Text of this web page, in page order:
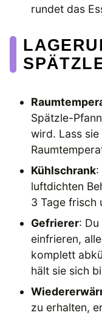
rundet das
Spätzle-
wird. Lass
Kühlschrank:
luftdichten
3 Tage frisch
Gefrierer:
einfrieren,
komplett
hält sie sich
zu erhalten,